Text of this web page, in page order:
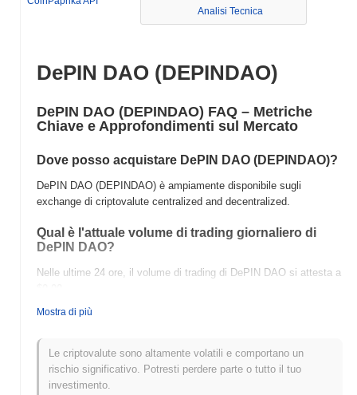
Analisi Tecnica
DePIN DAO (DEPINDAO)
DePIN DAO (DEPINDAO) FAQ – Metriche
Chiave e Approfondimenti sul Mercato
Dove posso acquistare DePIN DAO (DEPINDAO)?
DePIN DAO (DEPINDAO) è ampiamente disponibile sugli
exchange di criptovalute centralized and decentralized.
Qual è l'attuale volume di trading giornaliero di
DePIN DAO?
Nelle ultime 24 ore, il volume di trading di DePIN DAO si attesta a
Qual è lo storico della fascia di prezzo di DePIN
Massimo Storico (ATH):$0.012012
Minimo Storico (ATL): $0.00
Mostra di più
Le criptovalute sono altamente volatili e comportano un
rischio significativo. Potresti perdere parte o tutto il tuo
investimento.